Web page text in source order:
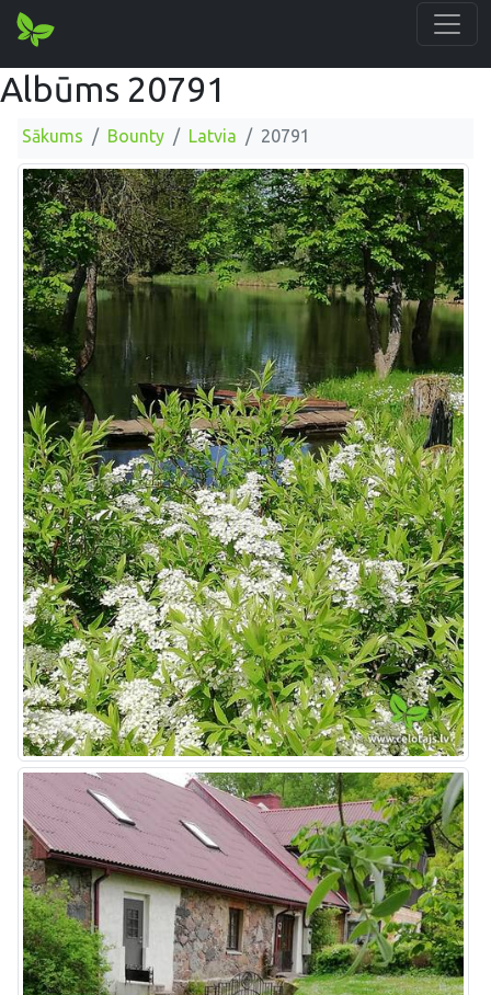
Albūms 20791
Sākums Bounty Latvia 20791